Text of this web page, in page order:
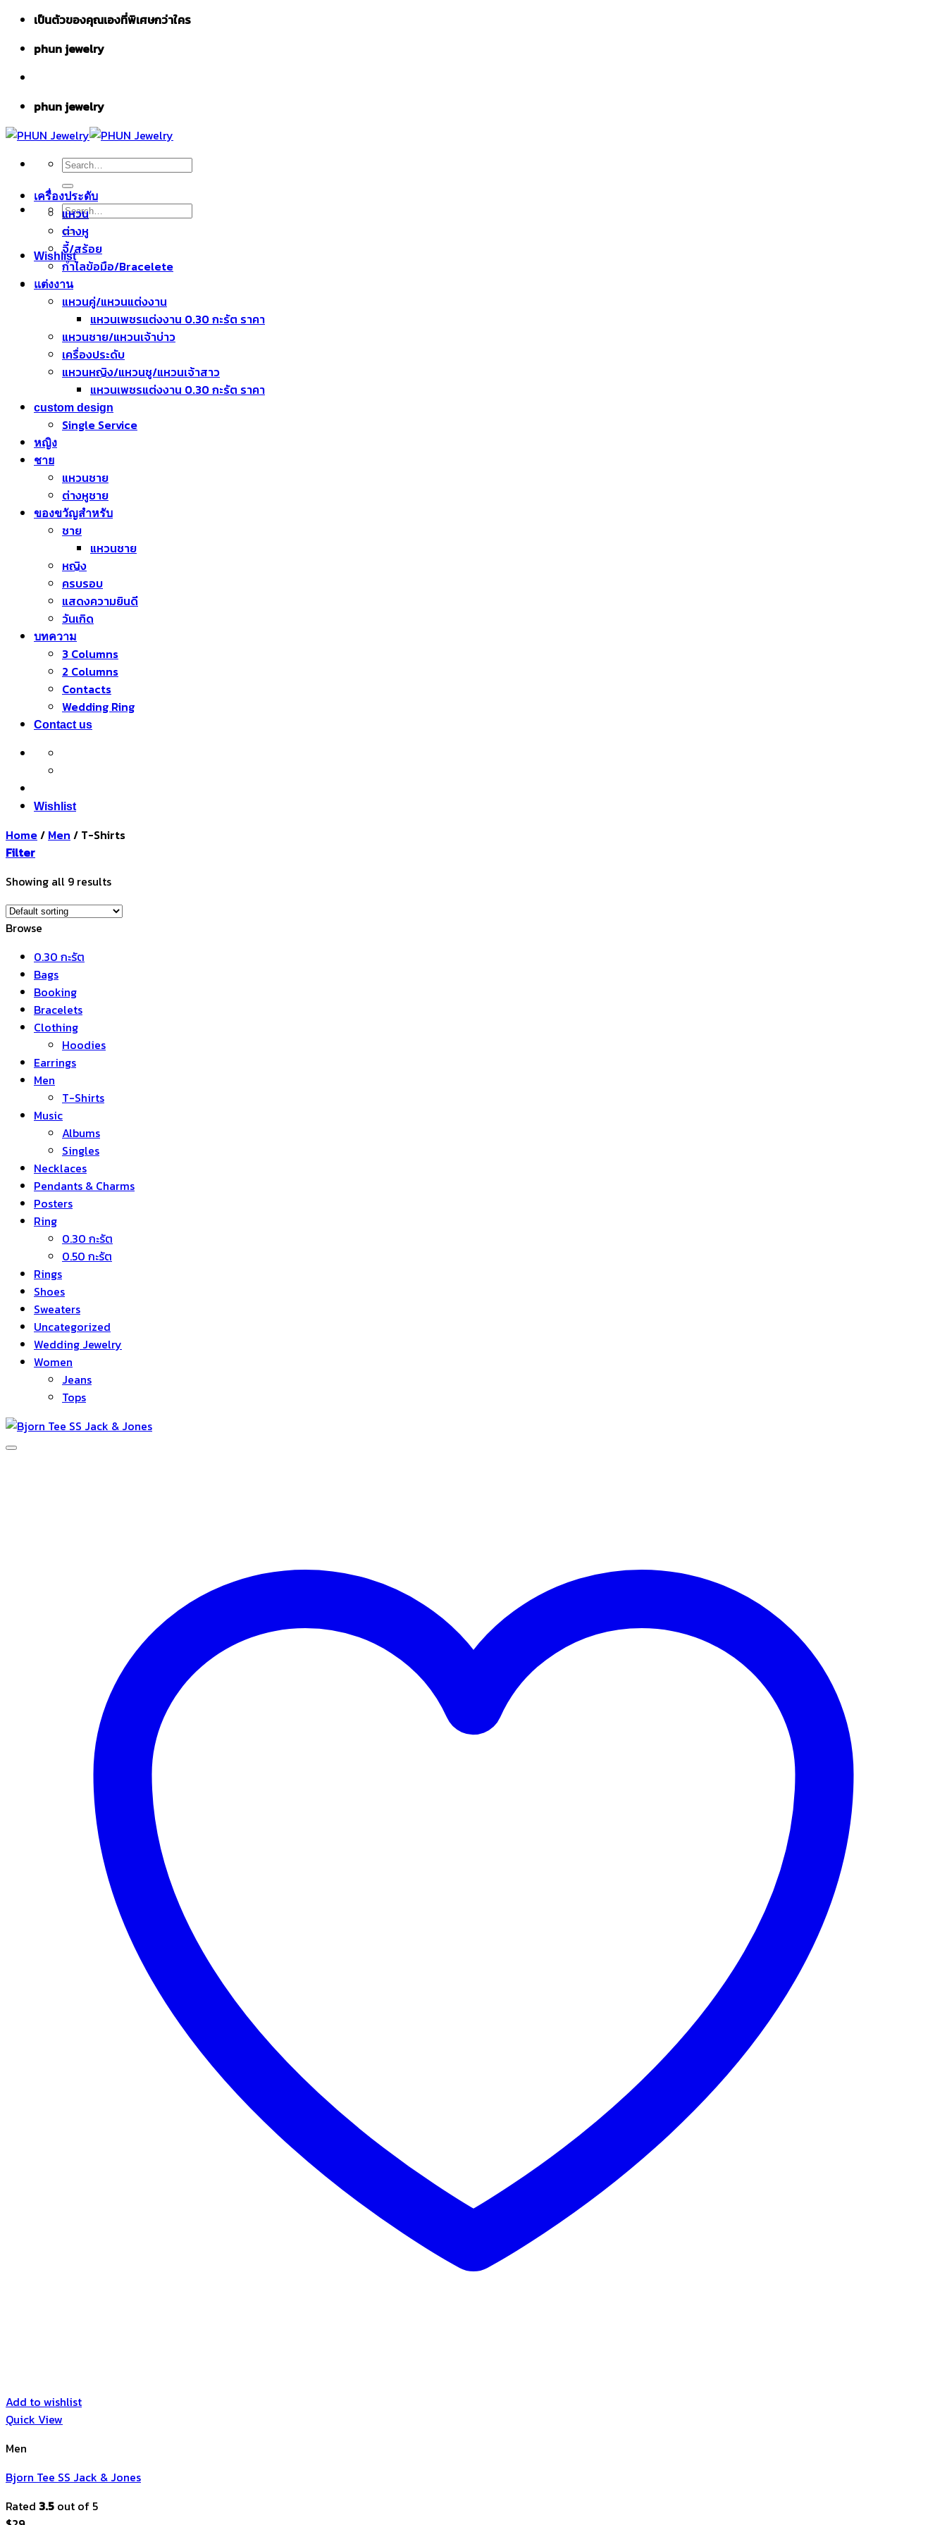
Skip
content
เป็นตัวของคุณเองที่พิเศษกว่าใคร
phun jewelry
phun jewelry
Search
for:
Search
for:
Wishlist
เครื่องประดับ
แหวน
ต่างหู
จี้/สร้อย
กำไลข้อมือ/Bracelete
แต่งงาน
แหวนคู่/แหวนแต่งงาน
แหวนเพชรแต่งงาน 0.30 กะรัต ราคา
แหวนชาย/แหวนเจ้าบ่าว
เครื่องประดับ
แหวนหญิง/แหวนชู/แหวนเจ้าสาว
แหวนเพชรแต่งงาน 0.30 กะรัต ราคา
custom design
Single Service
หญิง
ชาย
แหวนชาย
ต่างหูชาย
ของขวัญสำหรับ
ชาย
แหวนชาย
หญิง
ครบรอบ
แสดงความยินดี
วันเกิด
บทความ
3 Columns
2 Columns
Contacts
Wedding Ring
Contact us
Wishlist
Home/ Men / T-Shirts
Filter
Showing all 9 results
Browse
0.30 กะรัต
Bags
Booking
Bracelets
Clothing
Hoodies
Earrings
Men
T-Shirts
Music
Albums
Singles
Necklaces
Pendants & Charms
Posters
Ring
0.30 กะรัต
0.50 กะรัต
Rings
Shoes
Sweaters
Uncategorized
Wedding Jewelry
Women
Jeans
Tops
Add to wishlist
Quick View
Men
Bjorn Tee SS Jack & Jones
Rated 3.5 out of 5